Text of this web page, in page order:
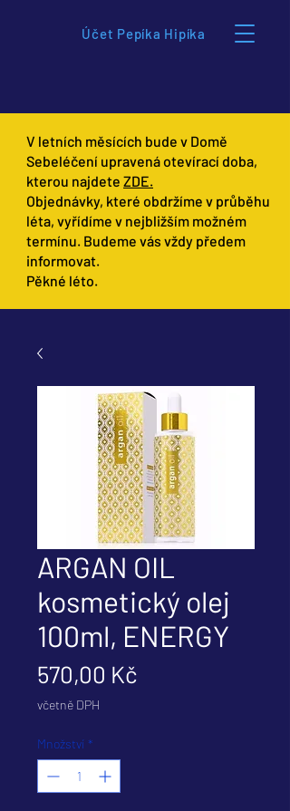
Účet Pepíka Hipíka
V letních měsících bude v Domě
Sebeléčení upravená otevírací doba,
kterou najdete ZDE.
Objednávky, které obdržíme v průběhu
léta, vyřídíme v nejbližším možném
termínu. Budeme vás vždy předem
informovat.
Pěkné léto.
ARGAN OIL
kosmetický olej
100ml, ENERGY
570,00 Kč
včetně DPH
Množství *